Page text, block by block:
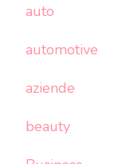
auto
automotive
aziende
beauty